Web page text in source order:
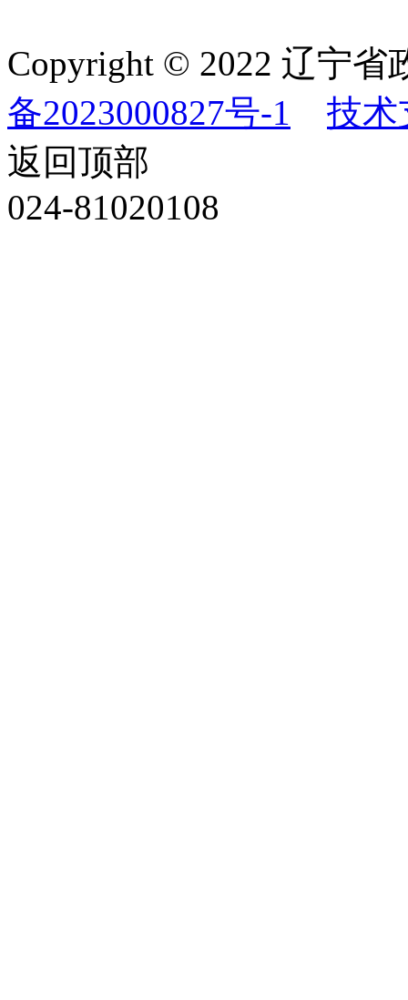
Copyright © 2022 辽宁
备2023000827号-1
技术
返回顶部
024-81020108